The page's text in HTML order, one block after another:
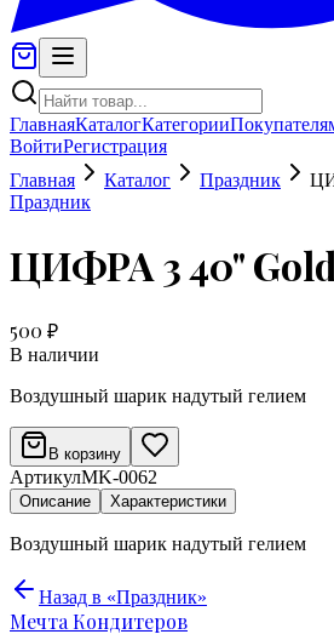
ГлавнаяКаталогКатегории
ВойтиРегистрация
Главная
Каталог Праздник
Праздник
ЦИФРА 3 40"
500 ₽
В наличии
Воздушный шарик надутый гелием
В корзину
АртикулMK-0062
Описание Характеристики
Воздушный шарик надутый гелием
Назад в «Праздник»
Мечта Кондитеров